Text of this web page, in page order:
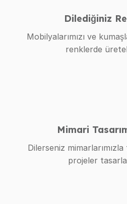
Dilediğiniz
Mobilyalarımızı ve
renklerde
Mimari
Dilerseniz
projeler